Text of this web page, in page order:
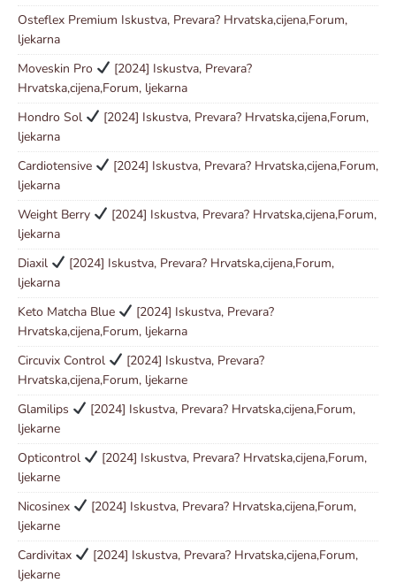
Osteflex Premium Iskustva, Prevara? Hrvatska,cijena,Forum,
ljekarna
Moveskin Pro
[2024] Iskustva, Prevara?
Hrvatska,cijena,Forum, ljekarna
Hondro Sol
[2024] Iskustva, Prevara? Hrvatska,cijena,Forum,
ljekarna
Cardiotensive
[2024] Iskustva, Prevara? Hrvatska,cijena,Forum,
ljekarna
Weight Berry
[2024] Iskustva, Prevara? Hrvatska,cijena,Forum,
ljekarna
Diaxil
[2024] Iskustva, Prevara? Hrvatska,cijena,Forum,
ljekarna
Keto Matcha Blue
[2024] Iskustva, Prevara?
Hrvatska,cijena,Forum, ljekarna
Circuvix Control
[2024] Iskustva, Prevara?
Hrvatska,cijena,Forum, ljekarne
Glamilips
[2024] Iskustva, Prevara? Hrvatska,cijena,Forum,
ljekarne
Opticontrol
[2024] Iskustva, Prevara? Hrvatska,cijena,Forum,
ljekarne
Nicosinex
[2024] Iskustva, Prevara? Hrvatska,cijena,Forum,
ljekarne
Cardivitax
[2024] Iskustva, Prevara? Hrvatska,cijena,Forum,
ljekarne